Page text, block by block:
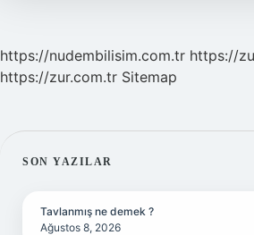
https://nudembilisim.com.tr https://
https://zur.com.tr Sitemap
SIDEBAR
SON YAZILAR
Tavlanmış ne demek ?
Ağustos 8, 2026